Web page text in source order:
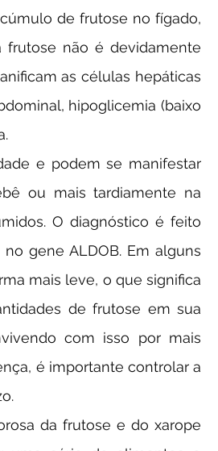
frutose não é devidamente
as células hepáticas
hipoglicemia (baixo
ou mais tardiamente na
O diagnóstico é feito
gene ALDOB. Em alguns
mais leve, o que significa
de frutose em sua
com isso por mais
é importante controlar a